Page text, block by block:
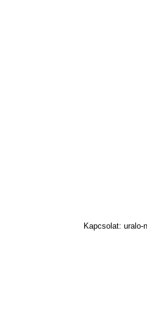
Kapcsolat: uralo-